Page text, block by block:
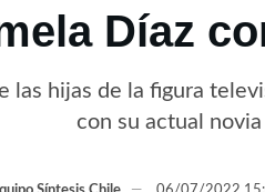
Díaz
las hijas de la figura
con su actual novia